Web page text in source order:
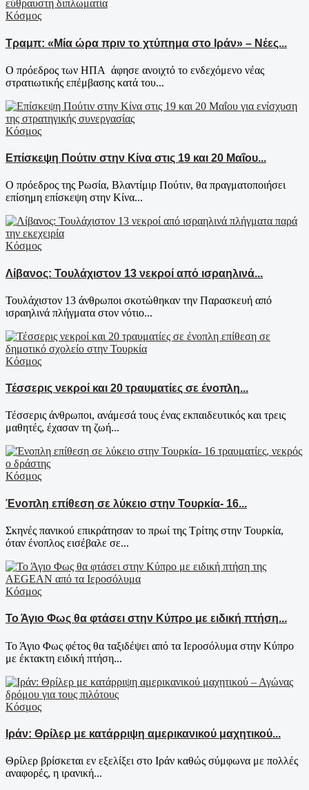
Κόσμος
Τραμπ: «Μία ώρα πριν το χτύπημα στο Ιράν» – Νέες...
Ο πρόεδρος των ΗΠΑ άφησε ανοιχτό το ενδεχόμενο νέας
στρατιωτικής επέμβασης κατά του...
Κόσμος
Επίσκεψη Πούτιν στην Κίνα στις 19 και 20 Μαΐου...
Ο πρόεδρος της Ρωσία, Βλαντίμιρ Πούτιν, θα πραγματοποιήσει
επίσημη επίσκεψη στην Κίνα...
Κόσμος
Λίβανος: Τουλάχιστον 13 νεκροί από ισραηλινά...
Τουλάχιστον 13 άνθρωποι σκοτώθηκαν την Παρασκευή από
ισραηλινά πλήγματα στον νότιο...
Κόσμος
Τέσσερις νεκροί και 20 τραυματίες σε ένοπλη...
Τέσσερις άνθρωποι, ανάμεσά τους ένας εκπαιδευτικός και τρεις
μαθητές, έχασαν τη ζωή...
Κόσμος
Ένοπλη επίθεση σε λύκειο στην Τουρκία- 16...
Σκηνές πανικού επικράτησαν το πρωί της Τρίτης στην Τουρκία,
όταν ένοπλος εισέβαλε σε...
Κόσμος
Το Άγιο Φως θα φτάσει στην Κύπρο με ειδική πτήση...
Το Άγιο Φως φέτος θα ταξιδέψει από τα Ιεροσόλυμα στην Κύπρο
με έκτακτη ειδική πτήση...
Κόσμος
Ιράν: Θρίλερ με κατάρριψη αμερικανικού μαχητικού...
Θρίλερ βρίσκεται εν εξελίξει στο Ιράν καθώς σύμφωνα με πολλές
αναφορές, η ιρανική...